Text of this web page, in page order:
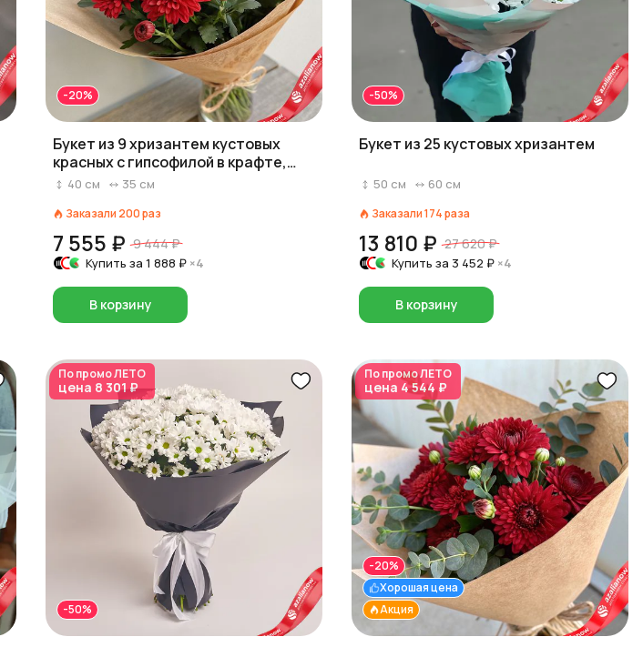
-20%
Букет из 9 хризантем кустовых
красных с гипсофилой в крафте,
Голландия
40 см 35 см
Заказали 200раз
7 555 ₽ 9 444 ₽
Купить за 1 888 ₽ ×4
В корзину
-50%
Букет из 25 кустовых хризантем
50 см 60 см
Заказали174раза
13 810 ₽ 27 620 ₽
Купить за 3 452 ₽ ×4
В корзину
По промоЛЕТО
цена 8 301 ₽
-50%
По промоЛЕТО
цена 4 544 ₽
Акция
Хорошая цена
-20%